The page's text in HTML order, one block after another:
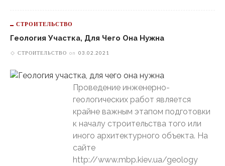
СТРОИТЕЛЬСТВО
Геология Участка, Для Чего Она Нужна
СТРОИТЕЛЬСТВО on 03.02.2021
Проведение инженерно-
геологических работ является
крайне важным этапом подготовки
к началу строительства того или
иного архитектурного объекта. На
сайте
http://www.mbp.kiev.ua/geology